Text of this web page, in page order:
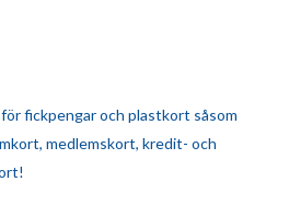
fickpengar och plastkort såsom
medlemskort, kredit- och